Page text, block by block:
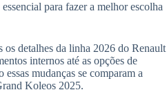
para fazer a melhor escolha
os detalhes da linha 2026 do Renault
internos até as opções de
mudanças se comparam a
Koleos 2025.